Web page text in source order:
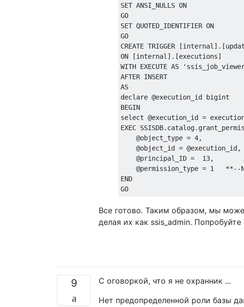
SET ANSI_NULLS ON
SET QUOTED_IDENTIFIER ON
CREATE TRIGGER [internal ].[
ON
[internal ].[executions]
WITH EXECUTE AS
AFTER INSERT
AS
declare @
BEGIN
select @execution_id =
EXEC SSISDB. catalog.
@object_type = 4,
@object_id = @execution_id,
@principal_ID = 13,
@permission_type = 1 **--
END
GO
Все готово. Таким образом, мы
делая их как ssis_admin.
9
С оговоркой, что я не охранник ...
Нет предопределенной роли базы